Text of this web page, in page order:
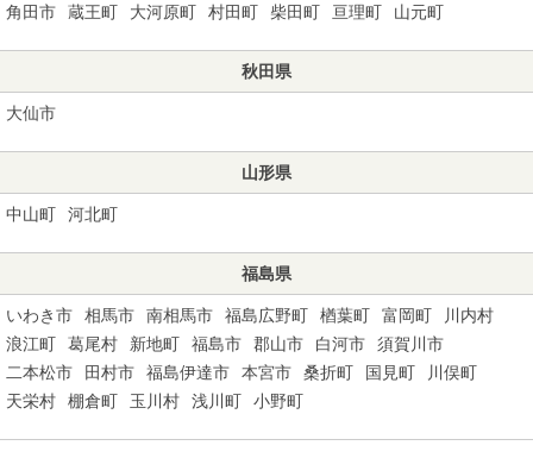
角田市
蔵王町 大河原町 村田町 柴田町 亘理町 山元町
秋田県
大仙市
山形県
中山町 河北町
福島県
いわき市 相馬市 南相馬市 福島広野町 楢葉町 富岡町
川内村
浪江町
葛尾村 新地町 福島市 郡山市 白河市
須賀川市
二本松市
田村市 福島伊達市 本宮市 桑折町 国見町
川俣町
天栄村
棚倉町 玉川村 浅川町 小野町